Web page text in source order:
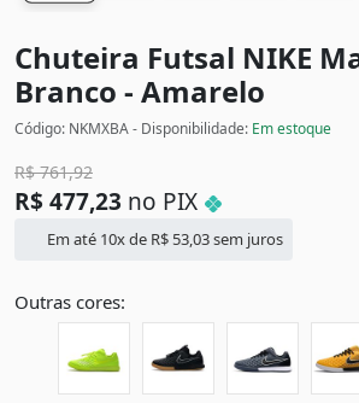
Chuteira Futsal NIKE
Branco - Amarelo
Código: NKMXBA - Disponibilidade: Em estoque
R$761,92
R$ 477,23 no PIX
Em até 10x de R$ 53,03sem juros
Outras cores: